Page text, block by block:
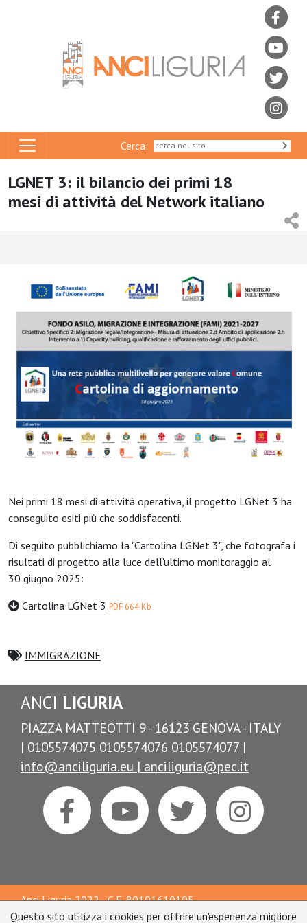
Cerca:
LGNET 3: il bilancio dei primi 18
mesi di attività del Network italiano
Nei primi 18 mesi di attività operativa, il progetto LGNet 3 ha
conseguito esiti più che soddisfacenti.
Di seguito pubblichiamo la "Cartolina LGNet 3", che fotografa i
risultati di progetto alla luce dell'ultimo monitoraggio al
30 giugno 2025:
Cartolina LGNet 3 PDF 664 Kb
IMMIGRAZIONE
ANCI LIGURIA
PIAZZA MATTEOTTI 9 - 16123 GENOVA - ITALY
| 0105574075 0105574076 0105574077 |
info@anciliguria.eu | anciliguria@pec.it
Anci Liguria 2022 - C.F. 80101610105
AMMINISTRAZIONE TRASPARENTE-COPYRIGHT &
Questo sito utilizza i cookies per offrire un'esperienza migliore